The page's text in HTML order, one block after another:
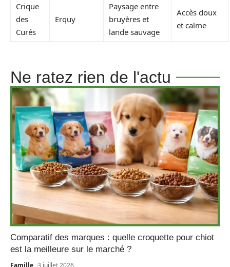
Crique
des
Curés
Erquy
Paysage entre
bruyères et
lande sauvage
Accès doux
et calme
Ne ratez rien de l'actu
Comparatif des marques : quelle croquette pour chiot
est la meilleure sur le marché ?